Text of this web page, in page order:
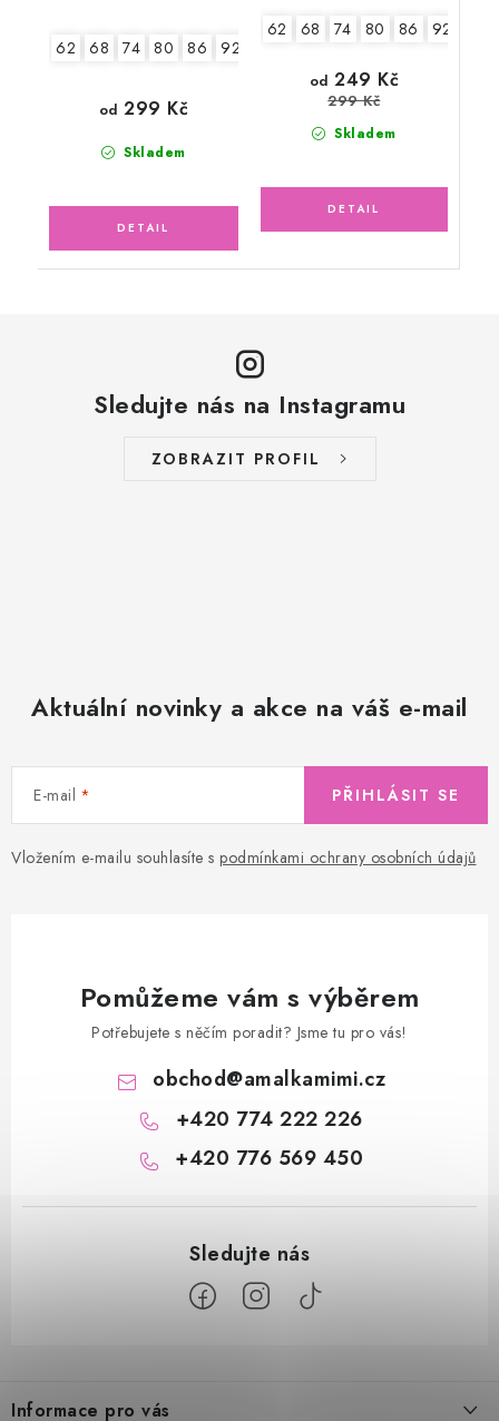
62 68 74 80 86 92-98
Skladem
od 299 Kč
62 68 74 80 86 92
Skladem
od 249 Kč
299 Kč
Sledujte nás na Instagramu
ZOBRAZIT PROFIL
Aktuální novinky a akce na váš e-mail
E-mail
Vložením e-mailu souhlasíte s podmínkami ochrany osobních údajů
PŘIHLÁSIT SE
Pomůžeme vám s výběrem
Potřebujete s něčím poradit? Jsme tu pro vás!
obchod@amalkamimi.cz
+420 774 222 226
+420 776 569 450
Informace pro vás